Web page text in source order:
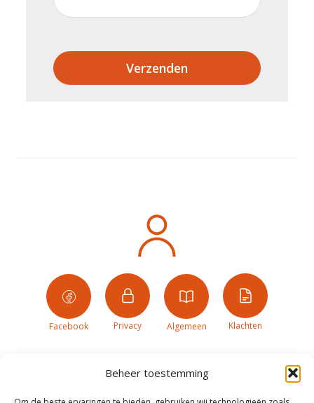
Beheer toestemming
Verzenden
Facebook Privacy Algemeen Klachten